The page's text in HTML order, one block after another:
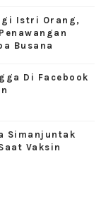
Istri Orang,
Busana
Di Facebook
Simanjuntak
Vaksin